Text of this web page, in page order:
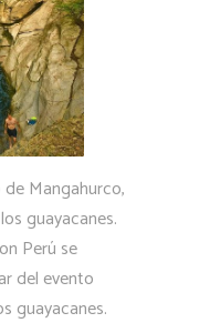
Mangahurco,
guayacanes.
Perú se
del evento
guayacanes.